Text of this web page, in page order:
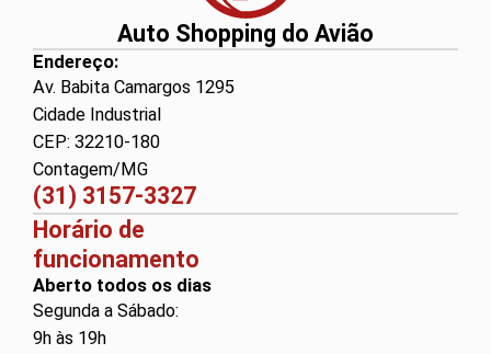
Auto Shopping do Avião
Endereço:
Av. Babita Camargos 1295
Cidade Industrial
CEP: 32210-180
Contagem/MG
(31) 3157-3327
Horário de
funcionamento
Aberto todos os dias
Segunda a Sábado:
9h às 19h